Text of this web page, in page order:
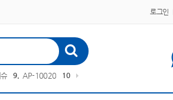
로그인
9 AP-100209 10 AP-100616